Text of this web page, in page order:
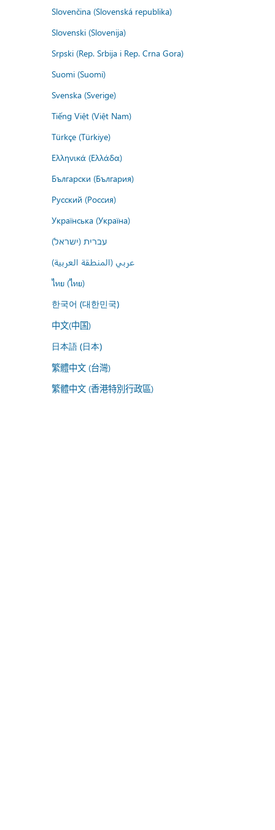
Slovenčina (Slovenská republika)
Slovenski (Slovenija)
Srpski (Rep. Srbija i Rep. Crna Gora)
Suomi (Suomi)
Svenska (Sverige)
Tiếng Việt (Việt Nam)
Türkçe (Türkiye)
Ελληνικά (Ελλάδα)
Български (България)
Русский (Россия)
Українська (Україна)
עברית (ישראל)
عربي (المنطقة العربية)
ไทย (ไทย)
한국어 (대한민국)
中文(中国)
日本語 (日本)
繁體中文 (台灣)
繁體中文 (香港特別行政區)